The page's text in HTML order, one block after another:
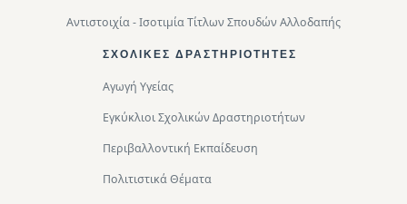
Αντιστοιχία - Ισοτιμία Τίτλων Σπουδών Αλλοδαπής
ΣΧΟΛΙΚΈΣ ΔΡΑΣΤΗΡΙΌΤΗΤΕΣ
Αγωγή Υγείας
Εγκύκλιοι Σχολικών Δραστηριοτήτων
Περιβαλλοντική Eκπαίδευση
Πολιτιστικά Θέματα